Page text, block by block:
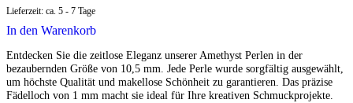
Lieferzeit: ca. 5 - 7 Tage
In den Warenkorb
Entdecken Sie die zeitlose Eleganz unserer Amethyst Perlen in der
bezaubernden Größe von 10,5 mm. Jede Perle wurde sorgfältig ausgewählt,
um höchste Qualität und makellose Schönheit zu garantieren. Das präzise
Fädelloch von 1 mm macht sie ideal für Ihre kreativen Schmuckprojekte.